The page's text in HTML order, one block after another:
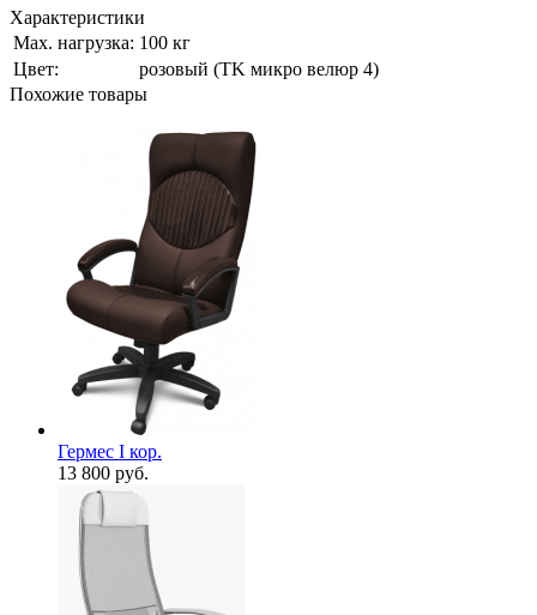
Характеристики
Мах. нагрузка: 100 кг
Цвет:
розовый (ТK микро велюр 4)
Похожие товары
Гермес I кор.
13 800 руб.